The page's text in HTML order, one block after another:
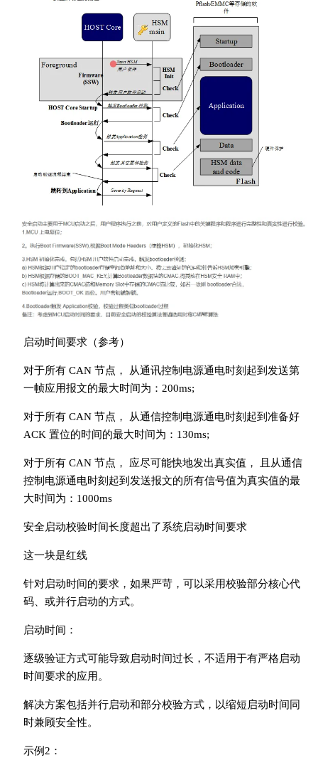
启动时间要求（参考）
对于所有 CAN 节点， 从通讯控制电源通电时刻起到发送第
一帧应用报文的最大时间为：200ms;
对于所有 CAN 节点， 从通信控制电源通电时刻起到准备好
ACK 置位的时间的最大时间为：130ms;
对于所有 CAN 节点， 应尽可能快地发出真实值， 且从通信
控制电源通电时刻起到发送报文的所有信号值为真实值的最
大时间为：1000ms
安全启动校验时间长度超出了系统启动时间要求
这一块是红线
针对启动时间的要求，如果严苛，可以采用校验部分核心代
码、或并行启动的方式。
启动时间：
逐级验证方式可能导致启动时间过长，不适用于有严格启动
时间要求的应用。
解决方案包括并行启动和部分校验方式，以缩短启动时间同
时兼顾安全性。
示例2：